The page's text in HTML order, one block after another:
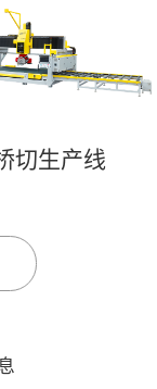
易学的编程软
观，快速，易
操作系统简单
。3、前后刀
去毛刺倒角功
边。4、大板
进出，切割加
板分开，便
。5、19”显示
、遥杆集成面
切生产线
轴桥切高配型
输送板材平